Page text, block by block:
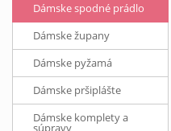
Dámske spodné prádlo
Dámske župany
Dámske pyžamá
Dámske pršiplášte
Dámske komplety a
súpravy